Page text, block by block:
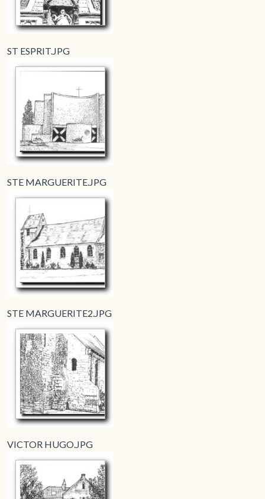
ST ESPRIT.JPG
STE MARGUERITE.JPG
STE MARGUERITE2.JPG
VICTOR HUGO.JPG